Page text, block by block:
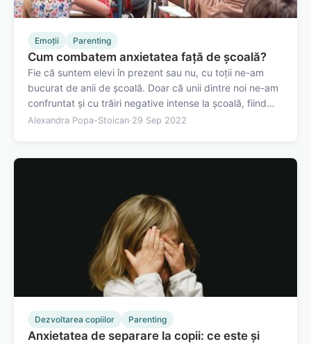
Emoții Parenting
Cum combatem anxietatea faţă de şcoală?
Fie că suntem elevi în prezent sau nu, cu toții ne-am
bucurat de anii de școală. Doar că unii dintre noi ne-am
confruntat și cu trăiri negative intense la școală, fiind
îngrijorați din varii motive, cum ar fi performanțele,
Alexandra Popa-Stoican· 29 Sep 2022
Dezvoltarea copiilor Parenting
Anxietatea de separare la copii: ce este și